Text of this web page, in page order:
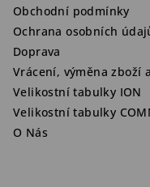
Obchodní podmínky
Ochrana osobních
Doprava
Vrácení, výměna zboží
Velikostní tabulky ION
Velikostní tabulky
O Nás